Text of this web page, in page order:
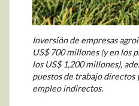
Inversión de empresas
US$ 700 millones (y en los
los US$ 1,200 millones),
puestos de trabajo directos
empleo indirectos.